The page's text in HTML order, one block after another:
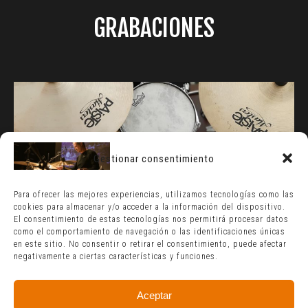
Gestionar consentimiento
Para ofrecer las mejores experiencias, utilizamos tecnologías como las
cookies para almacenar y/o acceder a la información del dispositivo.
El consentimiento de estas tecnologías nos permitirá procesar datos
como el comportamiento de navegación o las identificaciones únicas
en este sitio. No consentir o retirar el consentimiento, puede afectar
negativamente a ciertas características y funciones.
Aceptar
GRABACIONES